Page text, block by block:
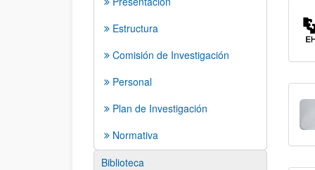
Estructura
Comisión de Investigación
Personal
Plan de Investigación
Normativa
Biblioteca